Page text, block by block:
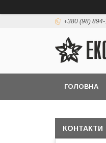
+380 (98)
ГОЛОВНА
КОНТАКТИ